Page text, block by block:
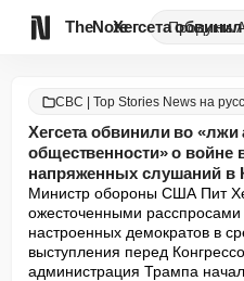
TheNote Продукты
CBC | Top Stories News на
Хегсета обвинили во «лжи
общественности» о войне
напряженных слушаний в
Министр обороны США Пит
ожесточенными расспросами
настроенных демократов в
выступления перед
администрация Трампа